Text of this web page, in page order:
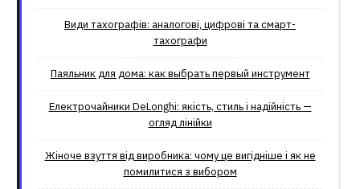
Види тахографів: аналогові, цифрові та смарт-
тахографи
Паяльник для дома: как выбрать первый инструмент
Електрочайники DeLonghi: якість, стиль і надійність —
огляд лінійки
Жіноче взуття від виробника: чому це вигідніше і як не
помилитися з вибором